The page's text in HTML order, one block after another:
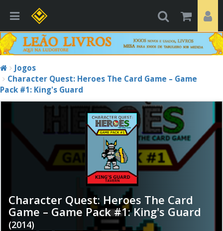
Jogos
Character Quest: Heroes The Card Game – Game
Pack #1: King's Guard
Character Quest: Heroes The Card
Game – Game Pack #1: King's Guard
(2014)